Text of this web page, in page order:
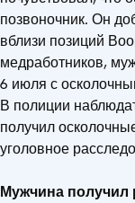
позвоночник. Он
вблизи позиций
медработников,
6 июля с
В полиции
получил
уголовное
Мужчина получил